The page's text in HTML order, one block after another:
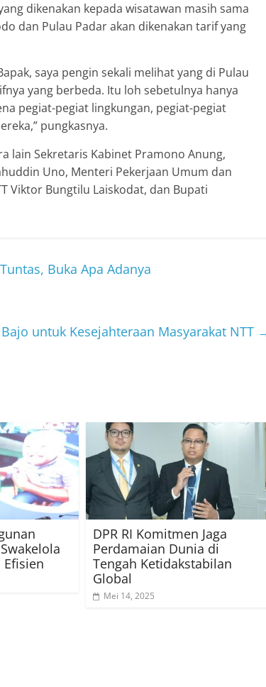
dikenakan kepada wisatawan masih sama
dan Pulau Padar akan dikenakan tarif yang
saya pengin sekali melihat yang di Pulau
yang berbeda. Itu loh sebetulnya hanya
pegiat-pegiat lingkungan, pegiat-pegiat
pungkasnya.
lain Sekretaris Kabinet Pramono Anung,
Uno, Menteri Pekerjaan Umum dan
Viktor Bungtilu Laiskodat, dan Bupati
Buka Apa Adanya
untuk Kesejahteraan Masyarakat NTT
Efisien
DPR RI Komitmen Jaga
Perdamaian Dunia di
Tengah Ketidakstabilan
Global
Mei 14, 2025